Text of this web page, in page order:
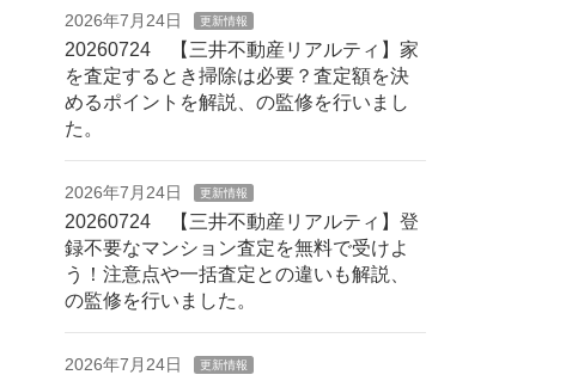
2026年7月24日 更新情報
20260724 【三井不動産リアルティ】家
を査定するとき掃除は必要？査定額を決
めるポイントを解説、の監修を行いまし
た。
2026年7月24日 更新情報
20260724 【三井不動産リアルティ】登
録不要なマンション査定を無料で受けよ
う！注意点や一括査定との違いも解説、
の監修を行いました。
2026年7月24日 更新情報